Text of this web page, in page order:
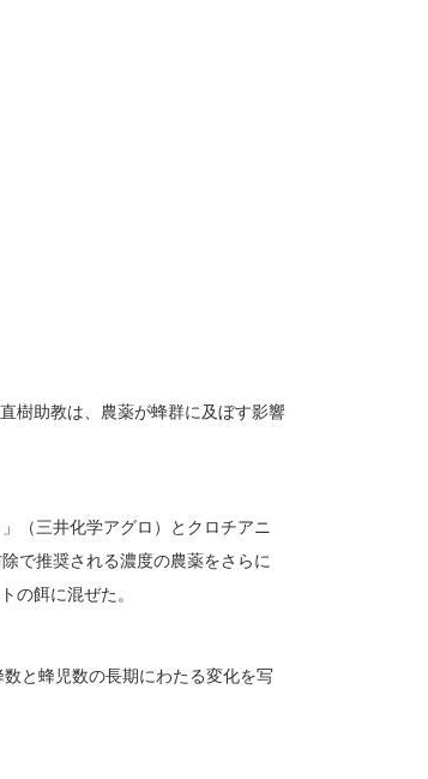
樹助教は、農薬が蜂群に及ぼす影響
（三井化学アグロ）とクロチアニ
で推奨される濃度の農薬をさらに
の餌に混ぜた。
と蜂児数の長期にわたる変化を写